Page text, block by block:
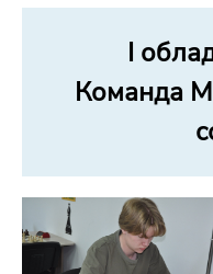
I
Команда